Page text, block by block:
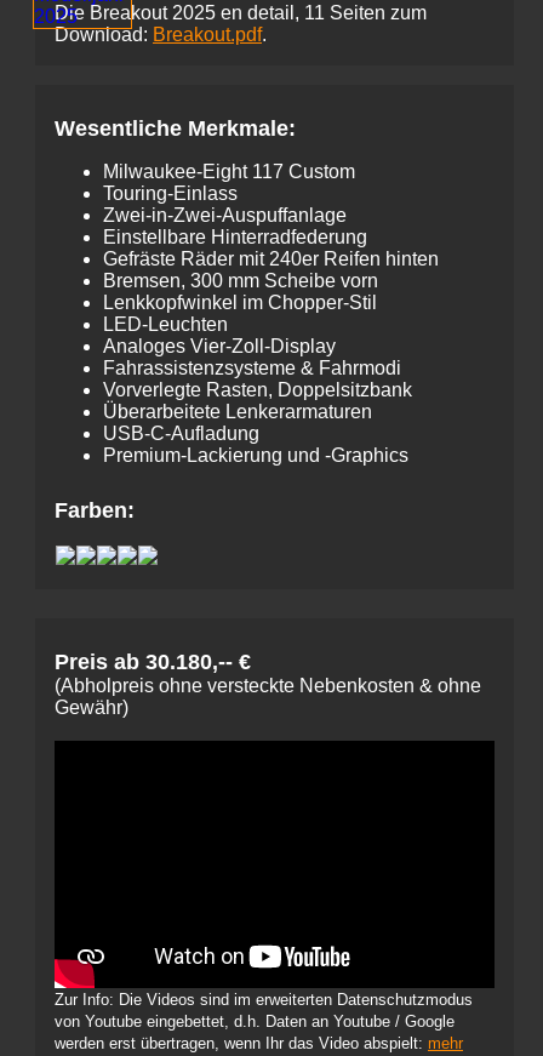
Die Breakout 2025 en detail, 11 Seiten zum
Download: Breakout.pdf.
Wesentliche Merkmale:
Milwaukee-Eight 117 Custom
Touring-Einlass
Zwei-in-Zwei-Auspuffanlage
Einstellbare Hinterradfederung
Gefräste Räder mit 240er Reifen hinten
Bremsen, 300 mm Scheibe vorn
Lenkkopfwinkel im Chopper-Stil
LED-Leuchten
Analoges Vier-Zoll-Display
Fahrassistenzsysteme & Fahrmodi
Vorverlegte Rasten, Doppelsitzbank
Überarbeitete Lenkerarmaturen
USB-C-Aufladung
Premium-Lackierung und -Graphics
Farben:
Preis ab 30.180,-- €
(Abholpreis ohne versteckte Nebenkosten & ohne
Gewähr)
Zur Info: Die Videos sind im erweiterten Datenschutzmodus
von Youtube eingebettet, d.h. Daten an Youtube / Google
werden erst übertragen, wenn Ihr das Video abspielt: mehr